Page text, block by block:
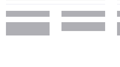
را در لفافهٔ داستانی بی‌نظیر بیان
- تئودور روزاک، نویسندهٔ کتاب